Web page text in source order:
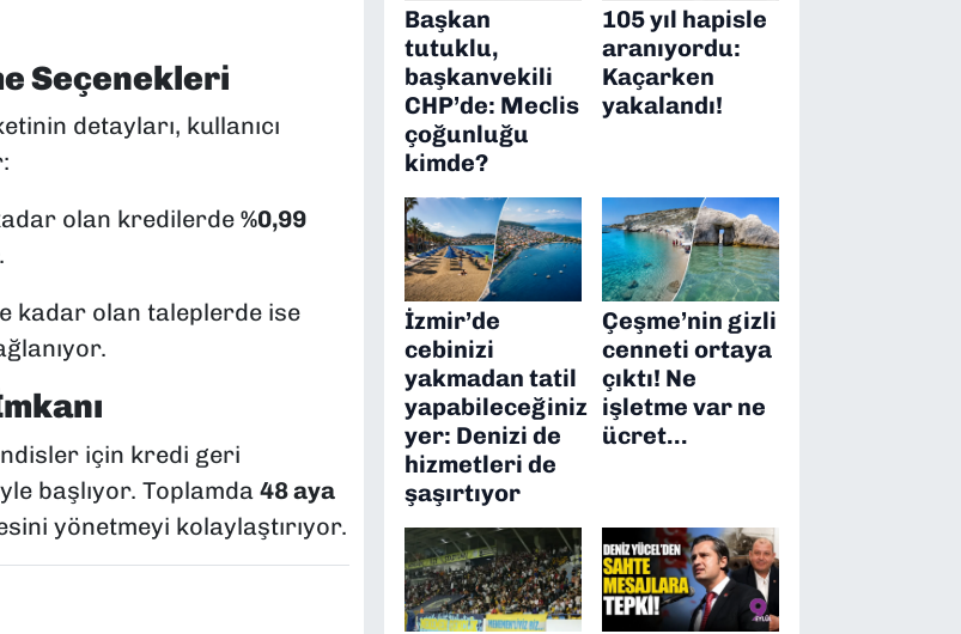
Seçenekleri
detayları, kullanıcı
olan kredilerde %0,99
kadar olan taleplerde ise
için kredi geri
başlıyor. Toplamda 48 aya
yönetmeyi kolaylaştırıyor.
Başkan
tutuklu,
başkanvekili
CHP’de: Meclis
çoğunluğu
kimde?
105 yıl hapisle
aranıyordu:
Kaçarken
yakalandı!
İzmir’de
cebinizi
yakmadan tatil
yapabileceğiniz
yer: Denizi de
hizmetleri de
şaşırtıyor
Çeşme’nin gizli
cenneti ortaya
çıktı! Ne
işletme var ne
ücret…